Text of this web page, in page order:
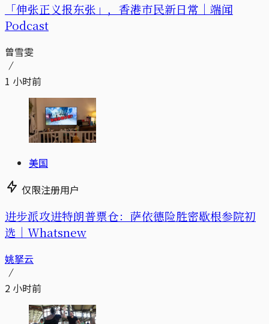
「伸张正义报东张」，香港市民新日常｜端闻
Podcast
曾雪雯
1 小时前
美国
仅限注册用户
进步派攻进特朗普票仓：萨依德险胜密歇根参院初
选｜Whatsnew
姚拏云
2 小时前